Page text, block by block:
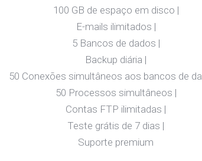
100 GB de espaço em disco |
E-mails ilimitados |
5 Bancos de dados |
Backup diária |
50 Conexões simultâneos aos bancos de
50 Processos simultâneos |
Contas FTP ilimitadas |
Teste grátis de 7 dias |
Suporte premium